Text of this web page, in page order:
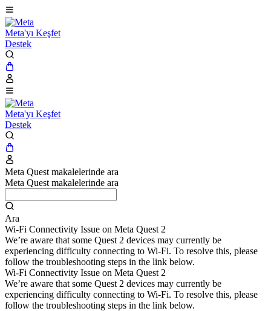
Meta'yı Keşfet
Destek
Meta'yı Keşfet
Destek
Meta Quest makalelerinde ara
Meta Quest makalelerinde ara
Ara
Wi-Fi Connectivity Issue on Meta Quest 2
We’re aware that some Quest 2 devices may currently be
experiencing difficulty connecting to Wi-Fi. To resolve this, please
follow the troubleshooting steps in the link below.
Wi-Fi Connectivity Issue on Meta Quest 2
We’re aware that some Quest 2 devices may currently be
experiencing difficulty connecting to Wi-Fi. To resolve this, please
follow the troubleshooting steps in the link below.